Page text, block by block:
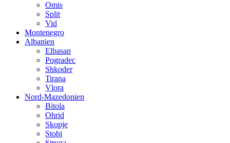
Omis
Split
Vid
Montenegro
Albanien
Elbasan
Pogradec
Shkoder
Tirana
Vlora
Nord-Mazedonien
Bitola
Ohrid
Skopje
Stobi